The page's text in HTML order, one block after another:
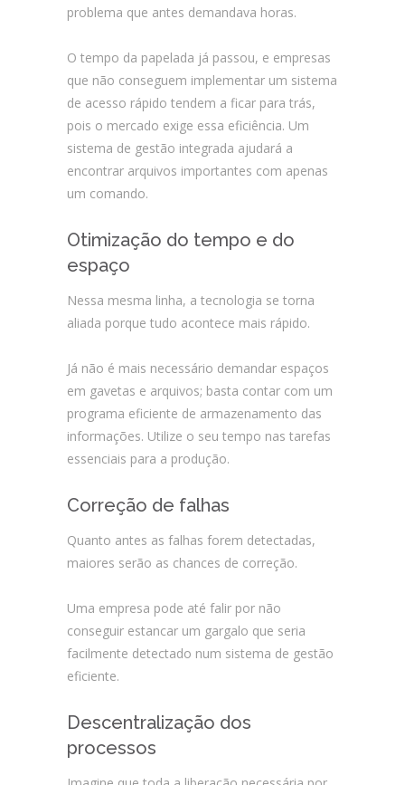
problema que antes demandava horas.
O tempo da papelada já passou, e empresas
que não conseguem implementar um sistema
de acesso rápido tendem a ficar para trás,
pois o mercado exige essa eficiência. Um
sistema de gestão integrada ajudará a
encontrar arquivos importantes com apenas
um comando.
Otimização do tempo e do
espaço
Nessa mesma linha, a tecnologia se torna
aliada porque tudo acontece mais rápido.
Já não é mais necessário demandar espaços
em gavetas e arquivos; basta contar com um
programa eficiente de armazenamento das
informações. Utilize o seu tempo nas tarefas
essenciais para a produção.
Correção de falhas
Quanto antes as falhas forem detectadas,
maiores serão as chances de correção.
Uma empresa pode até falir por não
conseguir estancar um gargalo que seria
facilmente detectado num sistema de gestão
eficiente.
Descentralização dos
processos